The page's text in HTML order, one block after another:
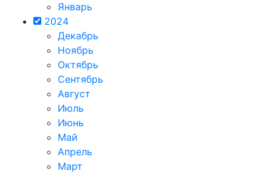
Январь
2024
Декабрь
Ноябрь
Октябрь
Сентябрь
Август
Июль
Июнь
Май
Апрель
Март